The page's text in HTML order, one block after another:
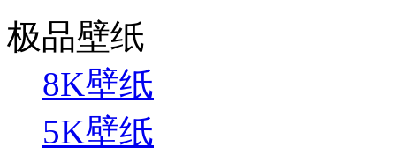
极品壁纸
8K壁纸
5K壁纸